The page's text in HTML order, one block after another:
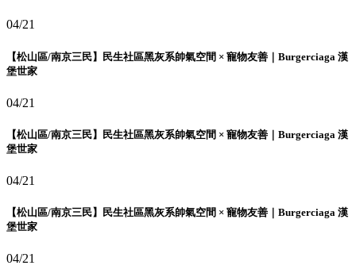
04/21
【松山區/南京三民】民生社區黑灰系帥氣空間 × 寵物友善｜Burgerciaga 漢
堡世家
04/21
【松山區/南京三民】民生社區黑灰系帥氣空間 × 寵物友善｜Burgerciaga 漢
堡世家
04/21
【松山區/南京三民】民生社區黑灰系帥氣空間 × 寵物友善｜Burgerciaga 漢
堡世家
04/21